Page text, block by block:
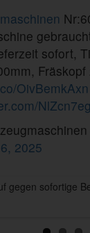
sofort,
OivBemkAxn
2025
gegen sofortige